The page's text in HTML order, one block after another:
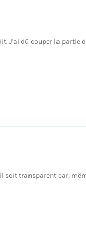
J'ai dû couper la partie
soit transparent car,